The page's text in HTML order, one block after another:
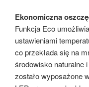
Ekonomiczna
Funkcja Eco
ustawieniami
co przekłada się na
środowisko naturalne
zostało wyposażone